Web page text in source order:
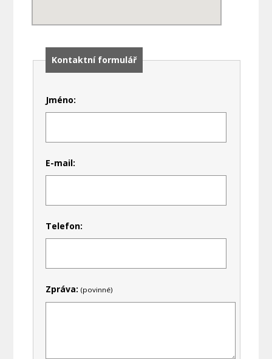
Kontaktní formulář
Jméno:
E-mail:
Telefon:
Zpráva: (povinné)